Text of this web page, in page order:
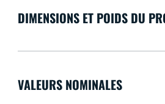
DIMENSIONS ET POIDS DU
VALEURS NOMINALES